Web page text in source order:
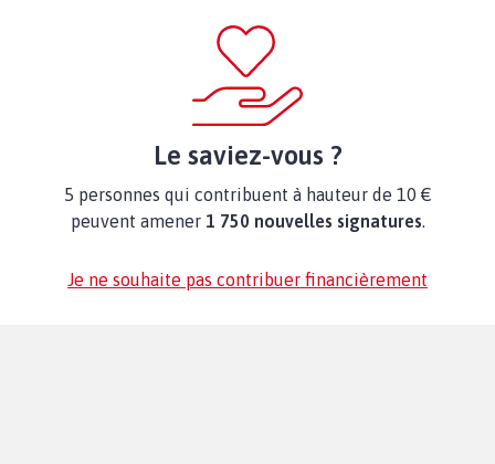
Le saviez-vous ?
5 personnes qui contribuent à hauteur de 10 €
peuvent amener 1 750 nouvelles signatures.
Je ne souhaite pas contribuer financièrement